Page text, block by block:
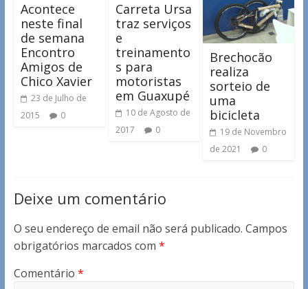
Acontece
neste final
de semana
Encontro
Amigos de
Chico Xavier
23 de Julho de
2015
0
Carreta Ursa
traz serviços
e
treinamento
s para
motoristas
em Guaxupé
10 de Agosto de
2017
0
Brechocão
realiza
sorteio de
uma
bicicleta
19 de Novembro
de 2021
0
Deixe um comentário
O seu endereço de email não será publicado. Campos
obrigatórios marcados com *
Comentário *